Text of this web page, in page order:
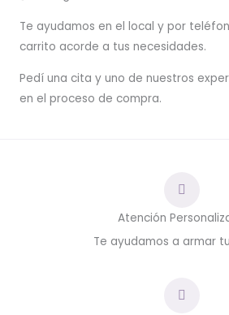
Te ayudamos en el local y por
carrito acorde a tus necesidades.
Pedí una cita y uno de nuestros
en el proceso de compra.
Atención
Te ayudamos a armar